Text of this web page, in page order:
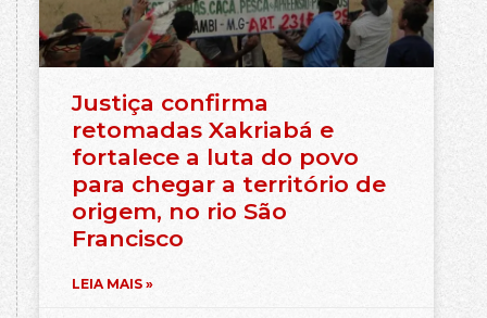
Justiça confirma
retomadas Xakriabá e
fortalece a luta do povo
para chegar a território de
origem, no rio São
Francisco
LEIA MAIS »